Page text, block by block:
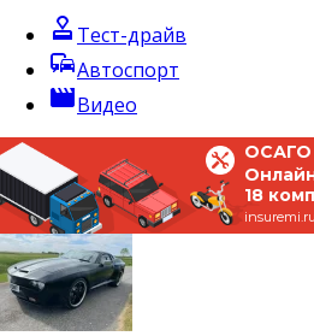
approval Тест-драйв
commuteАвтоспорт
movieВидео
ОСАГО
18
insuremi.ru